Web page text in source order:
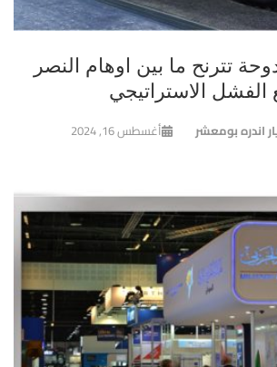
تترنح ما بين اوهام النصر
الفشل الاستراتيجي
اندره بومعشر أغسطس 16, 2024